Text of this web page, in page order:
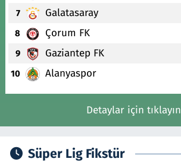
7 Galatasaray
8 Çorum FK
9 Gaziantep FK
10 Alanyaspor
Detaylar için tıklayın
Süper Lig Fikstür